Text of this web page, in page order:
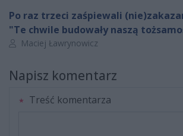
Po raz trzeci zaśpiewali
"Te chwile budowały naszą
Autor artykułu:
Maciej Ławrynowicz
Napisz komentarz
Treść komentarza